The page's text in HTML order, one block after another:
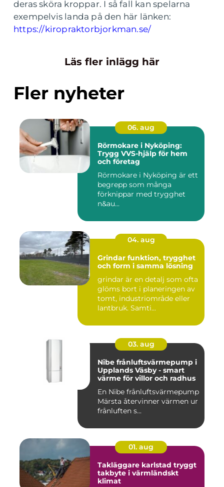
deras sköra kroppar. I så fall kan spelarna
exempelvis landa på den här länken:
https://kiropraktorbjorkman.se/
Läs fler inlägg här
Fler nyheter
06. aug
Rörmokare i Nyköping:
Trygg VVS-hjälp för hem
och företag
Rörmokare i Nyköping är ett
begrepp som många
förknippar med trygghet
n&au...
04. aug
Grindar funktion, trygghet
och form i samma lösning
grindar är en detalj som ofta
glöms bort i planeringen av
tomt, industriområde eller
lantbruk. Samti...
03. aug
Nibe frånluftsvärmepump i
Upplands Väsby - smart
värme för villor och radhus
En Nibe frånluftsvärmepump
Märsta återvinner värmen ur
frånluften s...
01. aug
Takläggare karlstad tryggt
takbyte i värmländskt
klimat